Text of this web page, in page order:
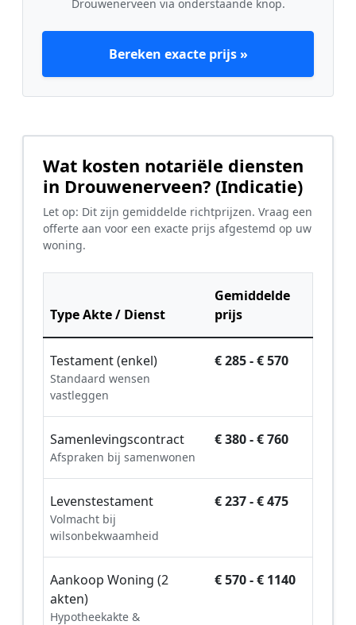
Drouwenerveen via onderstaande knop.
Bereken exacte prijs »
Wat kosten notariële diensten
in Drouwenerveen? (Indicatie)
Let op: Dit zijn gemiddelde richtprijzen. Vraag een
offerte aan voor een exacte prijs afgestemd op uw
woning.
Type Akte / Dienst
Gemiddelde
prijs
Testament (enkel)
Standaard wensen
vastleggen
€ 285 - € 570
Samenlevingscontract
Afspraken bij samenwonen
€ 380 - € 760
Levenstestament
Volmacht bij
wilsonbekwaamheid
€ 237 - € 475
Aankoop Woning (2
akten)
Hypotheekakte &
€ 570 - € 1140